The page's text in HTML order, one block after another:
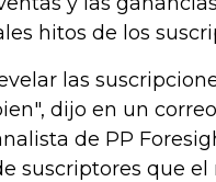
hitos de los
las
dijo en un
de PP
suscriptores que